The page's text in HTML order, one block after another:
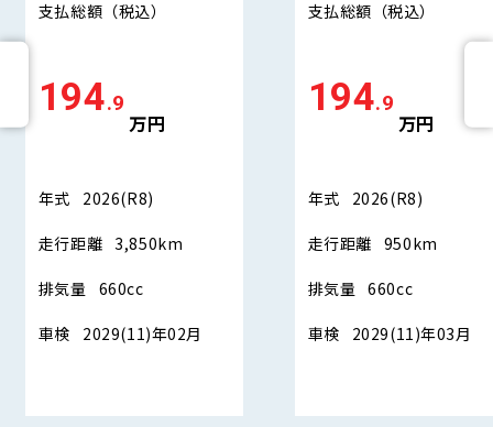
支払総額 （税込）
194.9
万円
年式 2026(R8)
走行距離 3,850km
排気量 660cc
車検 2029(11)年02月
支払総額 （税込）
194.9
万円
年式 2026(R8)
走行距離 950km
排気量 660cc
車検 2029(11)年03月